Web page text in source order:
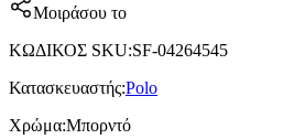
Μοιράσου το
ΚΩΔΙΚΟΣ SKU:SF-04264545
Κατασκευαστής:Polo
Χρώμα:Μπορντό